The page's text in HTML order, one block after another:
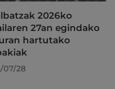
2026ko
27an egindako
hartutako
07/28